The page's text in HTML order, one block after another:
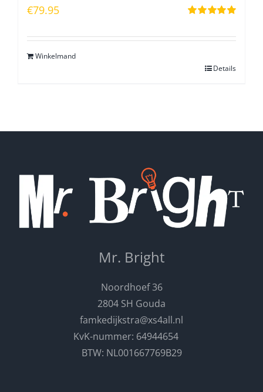
€79.95
Winkelmand
Details
Mr. Bright
Noordhoef 36
2804 SH Gouda
famkedijkstra@xs4all.nl
KvK-nummer: 64944654
BTW: NL001667769B29